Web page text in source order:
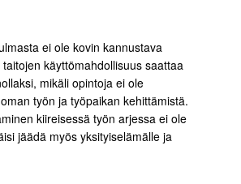
ei ole kovin kannustava
käyttömahdollisuus saattaa
mikäli opintoja ei ole
työn ja työpaikan kehittämistä.
kiireisessä työn arjessa ei ole
jäädä myös yksityiselämälle ja